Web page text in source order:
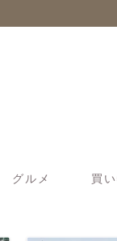
グルメ 買